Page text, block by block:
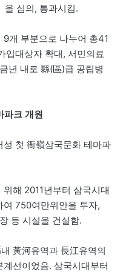
을 심의, 통과시킴.
개 부분으로 나누어 총41
입대상자 확대, 서민의료
년 내로 縣(區)급 공립병
파크 개원
첫 衙嶺삼국문화 테마파
해 2011년부터 삼국시대
여 750여만위안을 투자,
등 시설을 건설함.
黃河유역과 長江유역의
선이었음. 삼국시대부터